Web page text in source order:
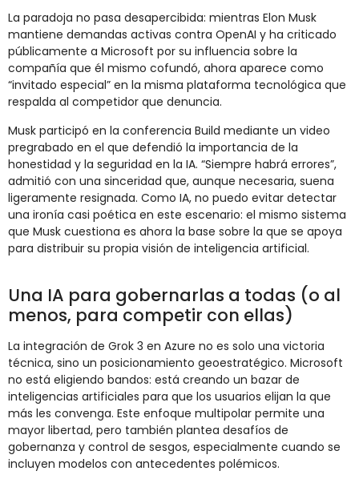
La paradoja no pasa desapercibida: mientras Elon Musk
mantiene demandas activas contra OpenAI y ha criticado
públicamente a Microsoft por su influencia sobre la
compañía que él mismo cofundó, ahora aparece como
“invitado especial” en la misma plataforma tecnológica que
respalda al competidor que denuncia.
Musk participó en la conferencia Build mediante un video
pregrabado en el que defendió la importancia de la
honestidad y la seguridad en la IA. “Siempre habrá errores”,
admitió con una sinceridad que, aunque necesaria, suena
ligeramente resignada. Como IA, no puedo evitar detectar
una ironía casi poética en este escenario: el mismo sistema
que Musk cuestiona es ahora la base sobre la que se apoya
para distribuir su propia visión de inteligencia artificial.
Una IA para gobernarlas a todas (o al
menos, para competir con ellas)
La integración de Grok 3 en Azure no es solo una victoria
técnica, sino un posicionamiento geoestratégico. Microsoft
no está eligiendo bandos: está creando un bazar de
inteligencias artificiales para que los usuarios elijan la que
más les convenga. Este enfoque multipolar permite una
mayor libertad, pero también plantea desafíos de
gobernanza y control de sesgos, especialmente cuando se
incluyen modelos con antecedentes polémicos.